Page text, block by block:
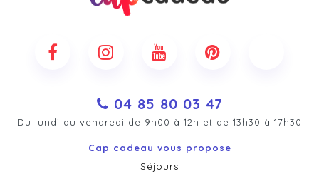
04 85 80 03 47
Du lundi au vendredi de 9h00 à 12h et de 13h30 à 17h30
Cap cadeau vous propose
Séjours